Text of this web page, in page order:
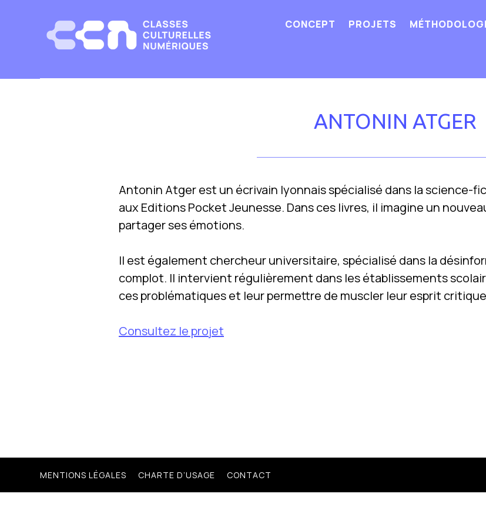
CONCEPT PROJETS
ANTONIN ATGER
Antonin Atger est un écrivain lyonnais spécialisé dans la science-
aux Editions Pocket Jeunesse. Dans ces livres, il imagine un
partager ses émotions.
Il est également chercheur universitaire, spécialisé dans la
complot. Il intervient régulièrement dans les établissements
ces problématiques et leur permettre de muscler leur esprit
Consultez le projet
MENTIONS LÉGALES CHARTE D’USAGE CONTACT